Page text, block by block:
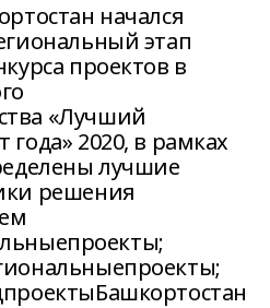
начался
этап
проектов в
«Лучший
2020, в рамках
лучшие
решения